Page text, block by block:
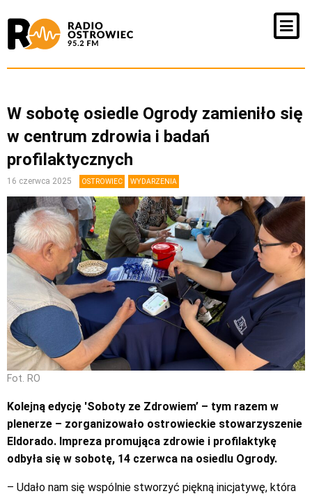
W sobotę osiedle Ogrody zamieniło się
w centrum zdrowia i badań
profilaktycznych
16 czerwca 2025 OSTROWIEC WYDARZENIA
Fot. RO
Kolejną edycję 'Soboty ze Zdrowiem’ – tym razem w
plenerze – zorganizowało ostrowieckie stowarzyszenie
Eldorado. Impreza promująca zdrowie i profilaktykę
odbyła się w sobotę, 14 czerwca na osiedlu Ogrody.
– Udało nam się wspólnie stworzyć piękną inicjatywę, która